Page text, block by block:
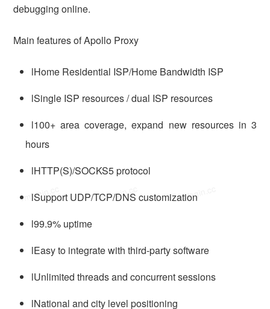
debugging online.
Main features of Apollo Proxy
lHome Residential ISP/Home Bandwidth ISP
lSingle ISP resources / dual ISP resources
l100+ area coverage, expand new resources in 3
hours
lHTTP(S)/SOCKS5 protocol
lSupport UDP/TCP/DNS customization
l99.9% uptime
lEasy to integrate with third-party software
lUnlimited threads and concurrent sessions
lNational and city level positioning
vmlogin.cc vmlogin.cc vmlogin.cc